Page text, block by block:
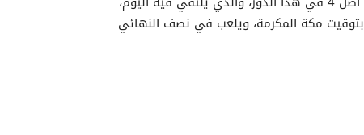
الإفريقي التونسي مع دبنامو بيروت اللبناني، الساعة 18:00 بتوقيت مكة المكرمة، ويلعب في نصف النهائي